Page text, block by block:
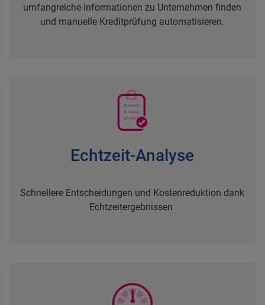
umfangreiche Informationen zu Unternehmen finden
und manuelle Kreditprüfung automatisieren.
Echtzeit-Analyse
Schnellere Entscheidungen und Kostenreduktion dank
Echtzeitergebnissen